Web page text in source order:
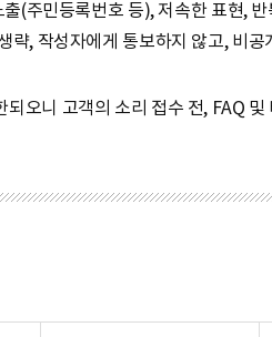
(주민등록번호 등), 저속한 표현,
, 작성자에게 통보하지 않고, 비공
오니 고객의 소리 접수 전, FAQ 및